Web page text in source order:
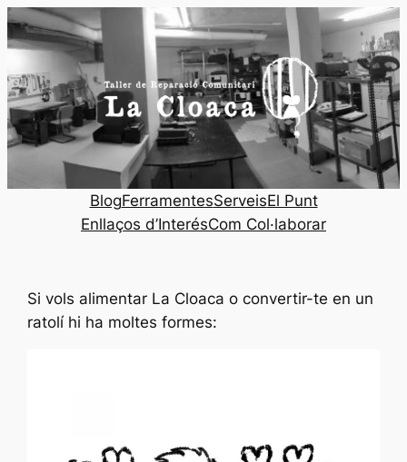
Saltar
al
contenido
BlogFerramentesServeisEl Punt
Enllaços d’InterésCom Col·laborar
Si vols alimentar La Cloaca o convertir-te en un
ratolí hi ha moltes formes: